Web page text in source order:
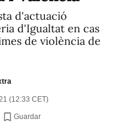
d'actuació
d'Igualtat en cas
de violència de
(12:33 CET)
Guardar